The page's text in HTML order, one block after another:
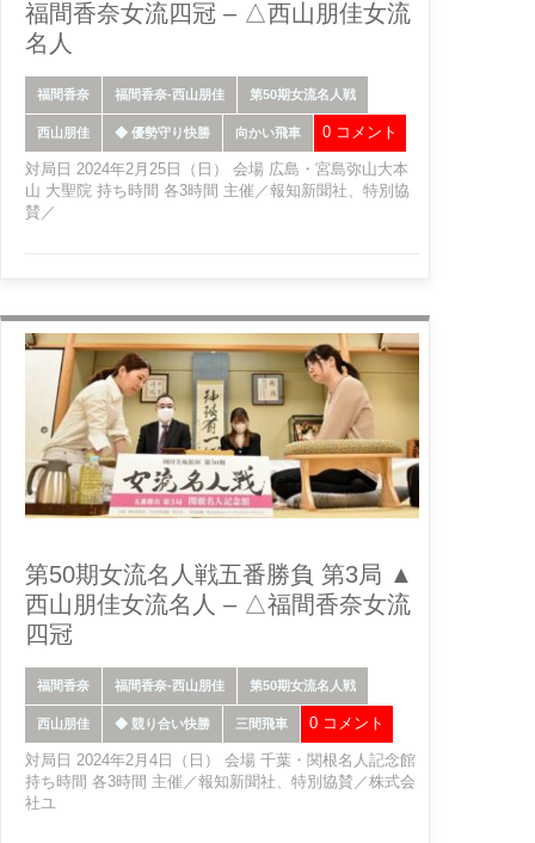
福間香奈女流四冠 – △西山朋佳女流
名人
福間香奈 福間香奈-西山朋佳 第50期女流名人戦
西山朋佳 ◆ 優勢守り快勝 向かい飛車 0 コメント
対局日 2024年2月25日（日） 会場 広島・宮島弥山大本
山 大聖院 持ち時間 各3時間 主催／報知新聞社、特別協
賛／
第50期女流名人戦五番勝負 第3局 ▲
西山朋佳女流名人 – △福間香奈女流
四冠
福間香奈 福間香奈-西山朋佳 第50期女流名人戦
西山朋佳 ◆ 競り合い快勝 三間飛車 0 コメント
対局日 2024年2月4日（日） 会場 千葉・関根名人記念館
持ち時間 各3時間 主催／報知新聞社、特別協賛／株式会
社ユ